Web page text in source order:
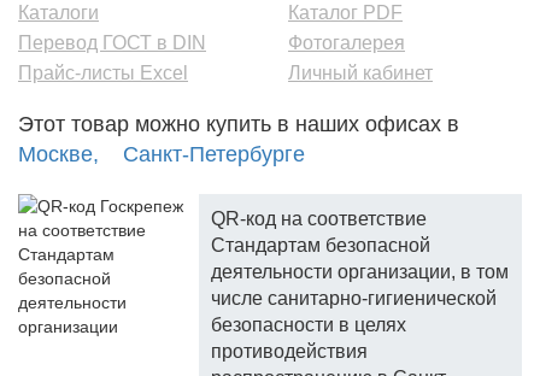
Каталоги
Перевод ГОСТ в DIN
Прайс-листы Excel
Каталог PDF
Фотогалерея
Личный кабинет
Этот товар можно купить в наших офисах в
Москве,
Санкт-Петербурге
QR-код на соответствие
Стандартам безопасной
деятельности организации, в том
числе санитарно-гигиенической
безопасности в целях
противодействия